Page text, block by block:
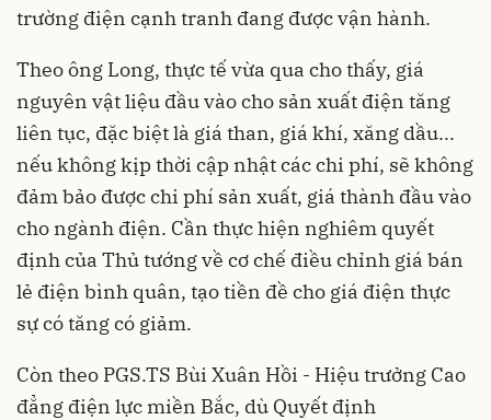
trường điện cạnh tranh đang được vận hành.
Theo ông Long, thực tế vừa qua cho thấy, giá
nguyên vật liệu đầu vào cho sản xuất điện tăng
liên tục, đặc biệt là giá than, giá khí, xăng dầu...
nếu không kịp thời cập nhật các chi phí, sẽ không
đảm bảo được chi phí sản xuất, giá thành đầu vào
cho ngành điện. Cần thực hiện nghiêm quyết
định của Thủ tướng về cơ chế điều chỉnh giá bán
lẻ điện bình quân, tạo tiền đề cho giá điện thực
sự có tăng có giảm.
Còn theo PGS.TS Bùi Xuân Hồi - Hiệu trưởng Cao
đẳng điện lực miền Bắc, dù Quyết định